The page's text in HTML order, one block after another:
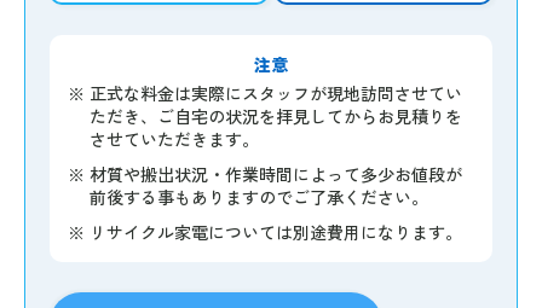
注意
※ 正式な料金は実際にスタッフが現地訪問させてい
ただき、ご自宅の状況を拝見してからお見積りを
させていただきます。
※ 材質や搬出状況・作業時間によって多少お値段が
前後する事もありますのでご了承ください。
※ リサイクル家電については別途費用になります。